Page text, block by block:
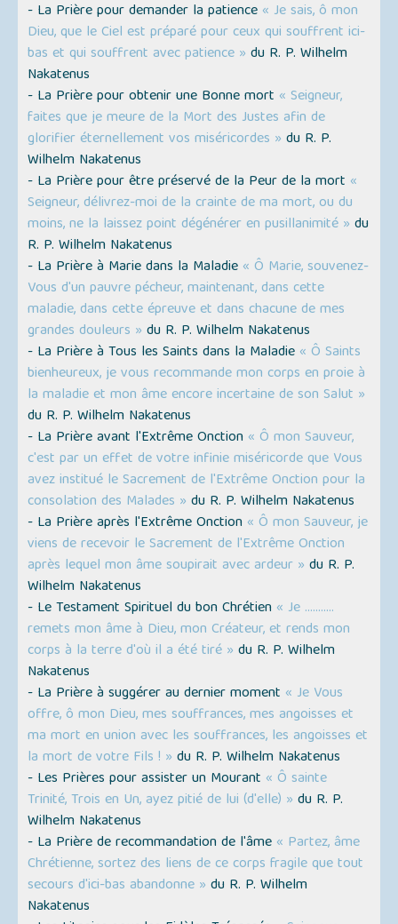
- La Prière pour demander la patience « Je sais, ô mon
Dieu, que le Ciel est préparé pour ceux qui souffrent ici-
bas et qui souffrent avec patience » du R. P. Wilhelm
Nakatenus
- La Prière pour obtenir une Bonne mort « Seigneur,
faites que je meure de la Mort des Justes afin de
glorifier éternellement vos miséricordes » du R. P.
Wilhelm Nakatenus
- La Prière pour être préservé de la Peur de la mort «
Seigneur, délivrez-moi de la crainte de ma mort, ou du
moins, ne la laissez point dégénérer en pusillanimité » du
R. P. Wilhelm Nakatenus
- La Prière à Marie dans la Maladie « Ô Marie, souvenez-
Vous d'un pauvre pécheur, maintenant, dans cette
maladie, dans cette épreuve et dans chacune de mes
grandes douleurs » du R. P. Wilhelm Nakatenus
- La Prière à Tous les Saints dans la Maladie « Ô Saints
bienheureux, je vous recommande mon corps en proie à
la maladie et mon âme encore incertaine de son Salut »
du R. P. Wilhelm Nakatenus
- La Prière avant l'Extrême Onction « Ô mon Sauveur,
c'est par un effet de votre infinie miséricorde que Vous
avez institué le Sacrement de l'Extrême Onction pour la
consolation des Malades » du R. P. Wilhelm Nakatenus
- La Prière après l'Extrême Onction « Ô mon Sauveur, je
viens de recevoir le Sacrement de l'Extrême Onction
après lequel mon âme soupirait avec ardeur » du R. P.
Wilhelm Nakatenus
- Le Testament Spirituel du bon Chrétien « Je ...........
remets mon âme à Dieu, mon Créateur, et rends mon
corps à la terre d'où il a été tiré » du R. P. Wilhelm
Nakatenus
- La Prière à suggérer au dernier moment « Je Vous
offre, ô mon Dieu, mes souffrances, mes angoisses et
ma mort en union avec les souffrances, les angoisses et
la mort de votre Fils ! » du R. P. Wilhelm Nakatenus
- Les Prières pour assister un Mourant « Ô sainte
Trinité, Trois en Un, ayez pitié de lui (d'elle) » du R. P.
Wilhelm Nakatenus
- La Prière de recommandation de l'âme « Partez, âme
Chrétienne, sortez des liens de ce corps fragile que tout
secours d'ici-bas abandonne » du R. P. Wilhelm
Nakatenus